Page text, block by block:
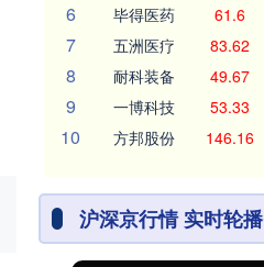
6 毕得医药 61.6
7 五洲医疗 83.62
8 耐科装备 49.67
9 一博科技 53.33
10 方邦股份 146.16
沪深京行情 实时轮播